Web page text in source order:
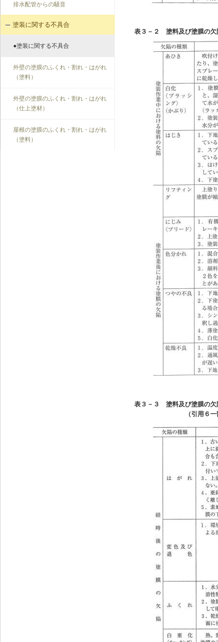
排水配管からの騒音
塗装に関する不具合
●塗装に関する不具合
外壁の塗膜のふくれ・割れ・はがれ
（塗料）
外壁の塗膜のふくれ・割れ・はがれ
（仕上塗材）
屋根の塗膜のふくれ・割れ・はがれ
（塗料）
表３－２ 塗料及び塗膜の欠
表３－３ 塗料及び塗膜の欠
（引用６一部